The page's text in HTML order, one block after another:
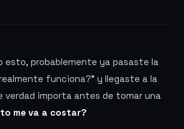
esto, probablemente ya pasaste la
funciona?" y llegaste a la
verdad importa antes de tomar una
me va a costar?